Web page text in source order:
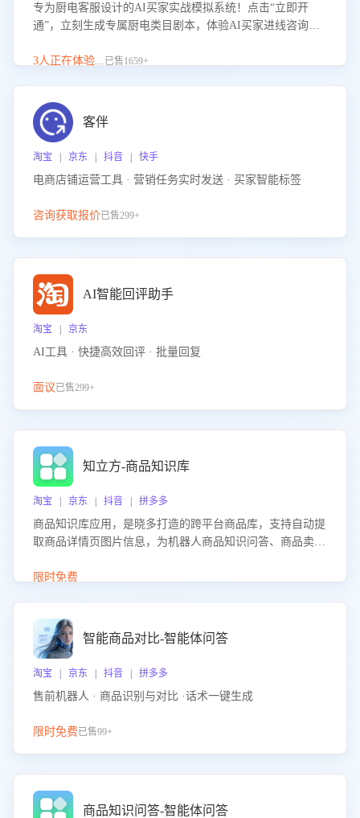
专为厨电客服设计的AI买家实战模拟系统！点击“立即开
通”，立刻生成专属厨电类目剧本，体验AI买家进线咨询真
实场景应对技巧！
3人正在体验...已售1659+
客伴
淘宝 | 京东 | 抖音 | 快手
电商店铺运营工具 · 营销任务实时发送 · 买家智能标签
咨询获取报价已售299+
AI智能回评助手
淘宝 | 京东
AI工具 · 快捷高效回评 · 批量回复
面议已售299+
知立方-商品知识库
淘宝 | 京东 | 抖音 | 拼多多
商品知识库应用，是晓多打造的跨平台商品库，支持自动提
取商品详情页图片信息，为机器人商品知识问答、商品卖点
限时免费
智能商品对比-智能体问答
淘宝 | 京东 | 抖音 | 拼多多
售前机器人 · 商品识别与对比 ·话术一键生成
限时免费已售99+
商品知识问答-智能体问答